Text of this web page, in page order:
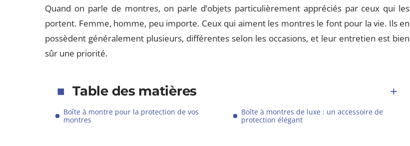
Quand on parle de montres, on parle d’objets particulièrement appréciés par ceux qui les
portent. Femme, homme, peu importe. Ceux qui aiment les montres le font pour la vie. Ils en
possèdent généralement plusieurs, différentes selon les occasions, et leur entretien est bien
sûr une priorité.
Table des matières
Boîte à montre pour la protection de vos
montres
Boîte à montres de luxe : un accessoire de
protection élégant